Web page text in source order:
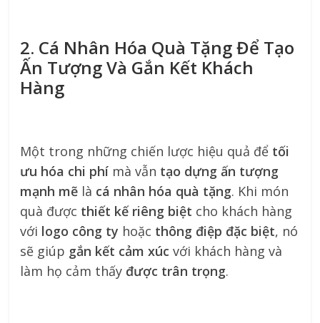
2. Cá Nhân Hóa Quà Tặng Để Tạo
Ấn Tượng Và Gắn Kết Khách
Hàng
Một trong những chiến lược hiệu quả để tối
ưu hóa chi phí mà vẫn tạo dựng ấn tượng
mạnh mẽ là cá nhân hóa quà tặng. Khi món
quà được thiết kế riêng biệt cho khách hàng
với logo công ty hoặc thông điệp đặc biệt, nó
sẽ giúp gắn kết cảm xúc với khách hàng và
làm họ cảm thấy được trân trọng.